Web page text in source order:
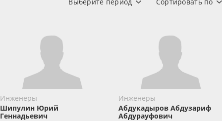
Инженеры
Шипулин Юрий
Геннадьевич
Инженеры
Абдукадыров Абдузариф
Абдурауфович